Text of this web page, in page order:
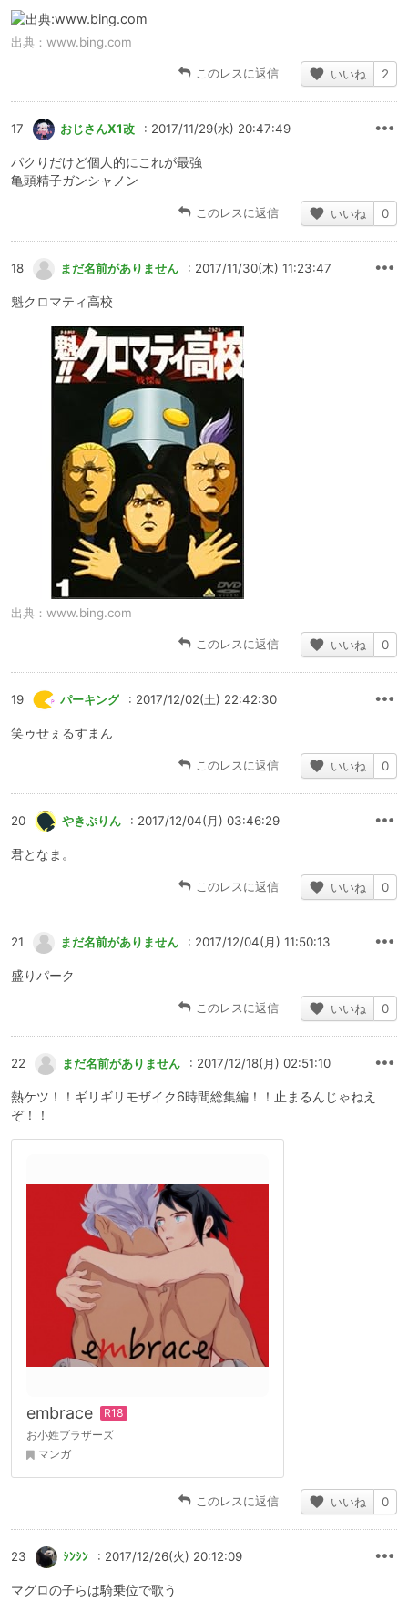
出典： www.bing.com
このレスに返信 いいね 2
17 おじさんX1改 : 2017/11/29(水) 20:47:49
パクりだけど個人的にこれが最強
亀頭精子ガンシャノン
このレスに返信 いいね 0
18 まだ名前がありません : 2017/11/30(木) 11:23:47
魁クロマティ高校
出典： www.bing.com
このレスに返信 いいね 0
19 パーキング : 2017/12/02(土) 22:42:30
笑ゥせぇるすまん
このレスに返信 いいね 0
20 やきぷりん : 2017/12/04(月) 03:46:29
君となま。
このレスに返信 いいね 0
21 まだ名前がありません : 2017/12/04(月) 11:50:13
盛りパーク
このレスに返信 いいね 0
22 まだ名前がありません : 2017/12/18(月) 02:51:10
熱ケツ！！ギリギリモザイク6時間総集編！！止まるんじゃねえ
ぞ！！
embrace
お小姓ブラザーズ
マンガ
このレスに返信 いいね 0
23 ｼﾝｼﾝ : 2017/12/26(火) 20:12:09
マグロの子らは騎乗位で歌う